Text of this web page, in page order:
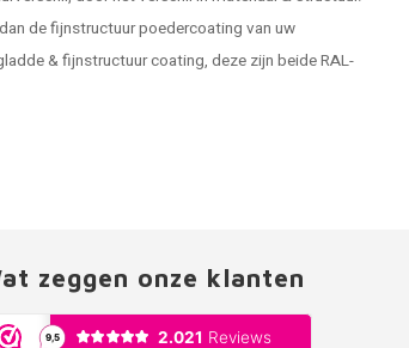
de fijnstructuur poedercoating van uw
& fijnstructuur coating, deze zijn beide RAL-
zeggen onze klanten